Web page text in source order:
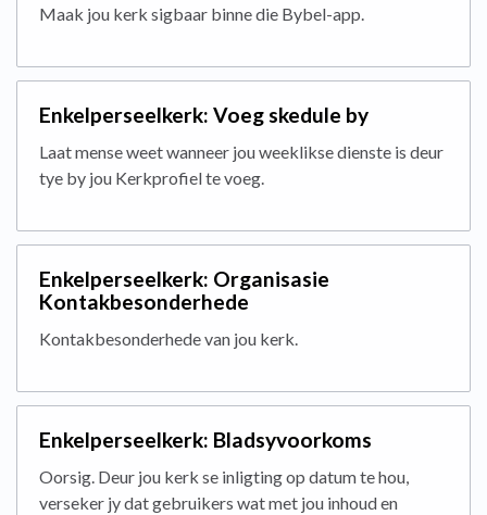
Maak jou kerk sigbaar binne die Bybel-app.
Enkelperseelkerk: Voeg skedule by
Laat mense weet wanneer jou weeklikse dienste is deur
tye by jou Kerkprofiel te voeg.
Enkelperseelkerk: Organisasie
Kontakbesonderhede
Kontakbesonderhede van jou kerk.
Enkelperseelkerk: Bladsyvoorkoms
Oorsig. Deur jou kerk se inligting op datum te hou,
verseker jy dat gebruikers wat met jou inhoud en